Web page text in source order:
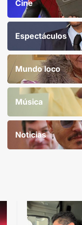
Cine
Espectáculos
Mundo loco
Música
Noticias